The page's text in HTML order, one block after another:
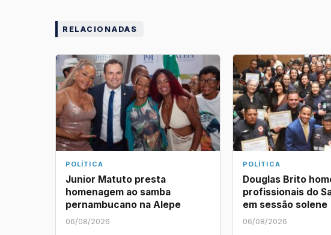
RELACIONADAS
POLÍTICA
Junior Matuto presta
homenagem ao samba
pernambucano na Alepe
06/08/2026
POLÍTICA
Douglas Brito
profissionais do
em sessão solene
06/08/2026